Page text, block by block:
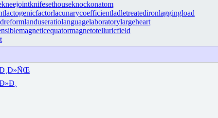
kneejointknifesethouseknockonatom
lactogenicfactorlacunarycoefficientladletreatedironlaggingload
landuseratiolanguagelaboratorylargeheart
magneticequatormagnetotelluricfield